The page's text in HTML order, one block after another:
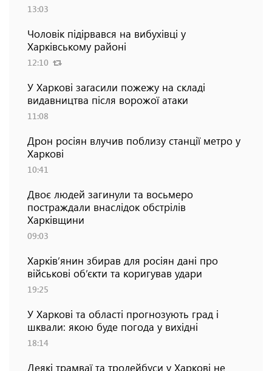
13:03
Чоловік підірвався на вибухівці у
Харківському районі
12:10
У Харкові загасили пожежу на складі
видавництва після ворожої атаки
11:08
Дрон росіян влучив поблизу станції метро у
Харкові
10:41
Двоє людей загинули та восьмеро
постраждали внаслідок обстрілів
Харківщини
09:03
Харків’янин збирав для росіян дані про
військові об’єкти та коригував удари
19:25
У Харкові та області прогнозують град і
шквали: якою буде погода у вихідні
18:14
Деякі трамваї та тролейбуси у Харкові не